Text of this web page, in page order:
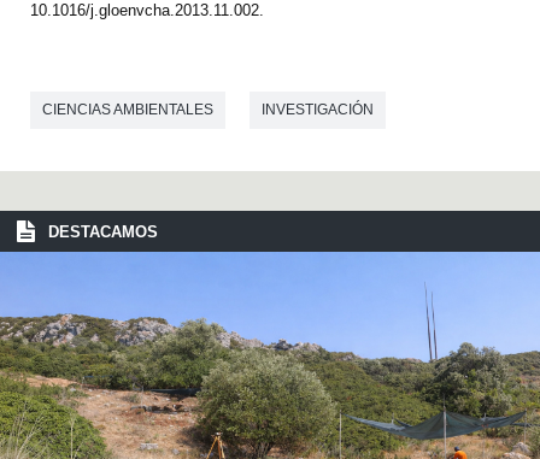
10.1016/j.gloenvcha.2013.11.002.
CIENCIAS AMBIENTALES INVESTIGACIÓN
DESTACAMOS